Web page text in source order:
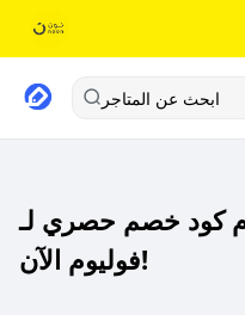
ابحث عن المتاجر
كود خصم حصري لـ
فوليوم الآن!